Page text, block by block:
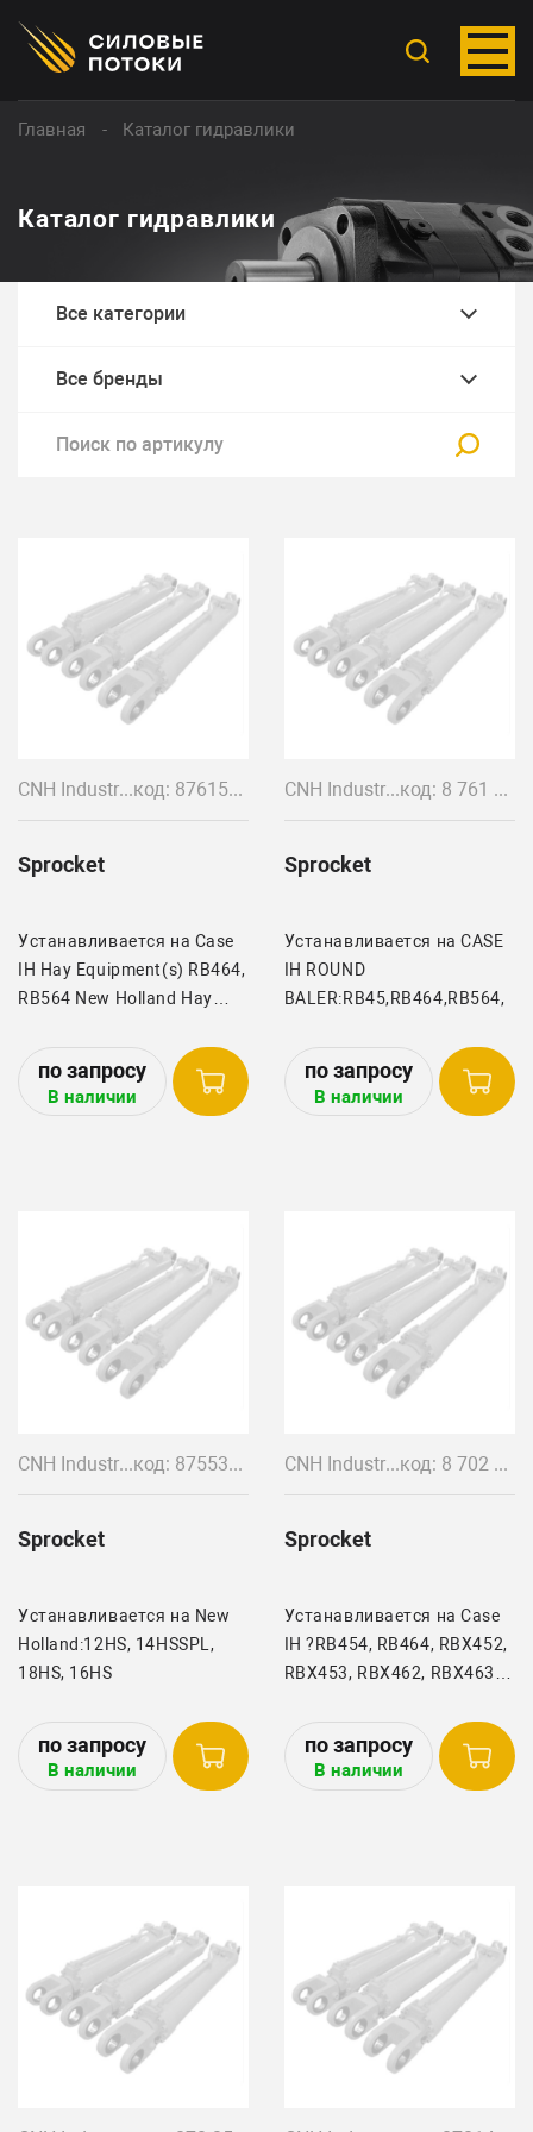
Главная Каталог гидравлики
Каталог гидравлики
CNH Industrial код: 87615794
Sprocket
Устанавливается на Case
IH Hay Equipment(s) RB464,
RB564 New Holland Hay
BR7090
В наличии
CNH Industrial код: 8 761 579 387 660 320
Sprocket
Устанавливается на CASE
IH ROUND
BALER:RB45,RB464,RB564,
В наличии
CNH Industrial код: 87553097
Sprocket
Устанавливается на New
Holland:12HS, 14HSSPL,
18HS, 16HS
В наличии
CNH Industrial код: 8 702 627 386 630 210
Sprocket
Устанавливается на Case
IH ?RB454, RB464, RBX452,
RBX453, RBX462, RBX463
BR740A, BR750, BR750A,
BR7060, BR7070
В наличии
Все категории
Все бренды